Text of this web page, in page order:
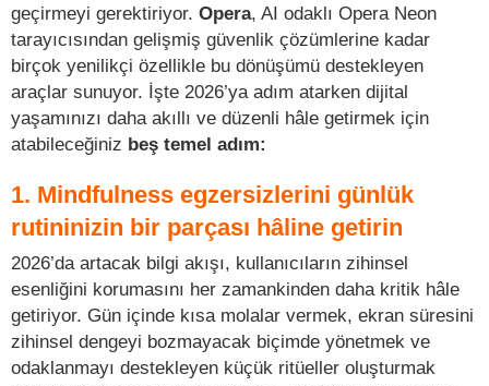
geçirmeyi gerektiriyor. Opera, AI odaklı Opera Neon
tarayıcısından gelişmiş güvenlik çözümlerine kadar
birçok yenilikçi özellikle bu dönüşümü destekleyen
araçlar sunuyor. İşte 2026’ya adım atarken dijital
yaşamınızı daha akıllı ve düzenli hâle getirmek için
atabileceğiniz beş temel adım:
1. Mindfulness egzersizlerini günlük
rutininizin bir parçası hâline getirin
2026’da artacak bilgi akışı, kullanıcıların zihinsel
esenliğini korumasını her zamankinden daha kritik hâle
getiriyor. Gün içinde kısa molalar vermek, ekran süresini
zihinsel dengeyi bozmayacak biçimde yönetmek ve
odaklanmayı destekleyen küçük ritüeller oluşturmak